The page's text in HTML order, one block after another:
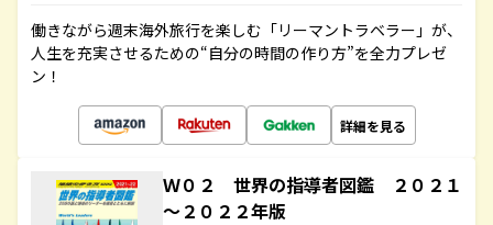
働きながら週末海外旅行を楽しむ「リーマントラベラー」が、
人生を充実させるための“自分の時間の作り方”を全力プレゼ
ン！
詳細を見る
Ｗ０２ 世界の指導者図鑑 ２０２１
～２０２２年版